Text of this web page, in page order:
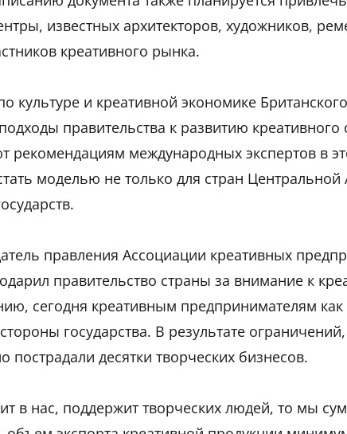
известных архитекторов, художников,
креативного рынка.
культуре и креативной экономике
правительства к развитию креативного
рекомендациям международных экспертов в
моделью не только для стран Центральной
правления Ассоциации креативных
правительство страны за внимание к
сегодня креативным предпринимателям как
государства. В результате
десятки творческих бизнесов.
в нас, поддержит творческих людей, то мы